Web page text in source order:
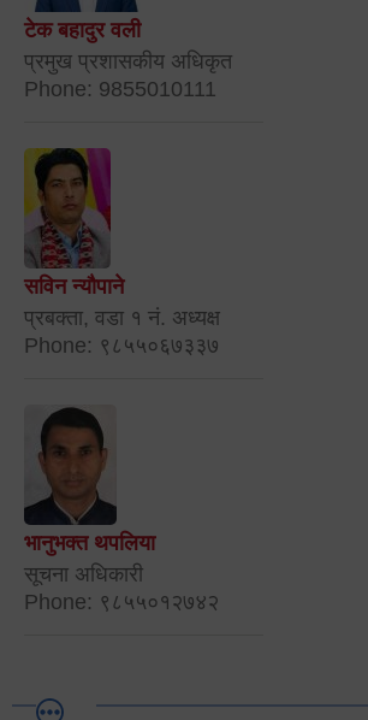
टेक बहादुर वली
प्रमुख प्रशासकीय अधिकृत
Phone: 9855010111
सविन न्यौपाने
प्रबक्ता, वडा १ नं. अध्यक्ष
Phone: ९८५५०६७३३७
भानुभक्त थपलिया
सूचना अधिकारी
Phone: ९८५५०१२७४२